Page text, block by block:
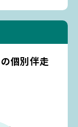
の個別伴走